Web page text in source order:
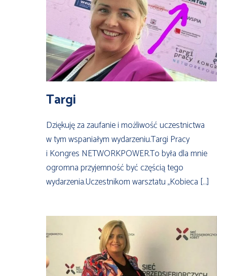
Targi
Dziękuję za zaufanie i możliwość uczestnictwa
w tym wspaniałym wydarzeniu.Targi Pracy
i Kongres NETWORKPOWER.To była dla mnie
ogromna przyjemność być częścią tego
wydarzenia.Uczestnikom warsztatu „Kobieca […]